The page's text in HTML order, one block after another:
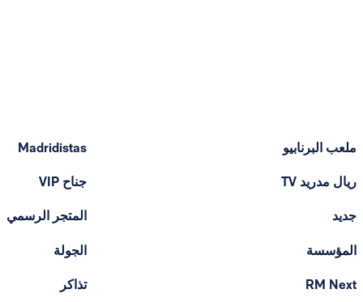
ملعب البرنابيو
ريال مدريد TV
جديد
المؤسسة
RM Next
Madridistas
جناح VIP
المتجر الرسمي
الجولة
تذاكر